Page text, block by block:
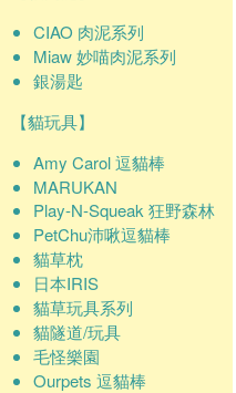
CIAO 肉泥系列
Miaw 妙喵肉泥系列
銀湯匙
【貓玩具】
Amy Carol 逗貓棒
MARUKAN
Play-N-Squeak 狂野森林
PetChu沛啾逗貓棒
貓草枕
日本IRIS
貓草玩具系列
貓隧道/玩具
毛怪樂園
Ourpets 逗貓棒